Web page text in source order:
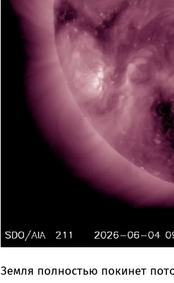
Земля полностью покинет